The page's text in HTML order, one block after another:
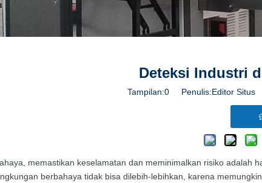
Deteksi Industri
Tampilan:0 Penulis:Editor Situs
memastikan keselamatan dan meminimalkan risiko adalah
berbahaya tidak bisa dilebih-lebihkan, karena